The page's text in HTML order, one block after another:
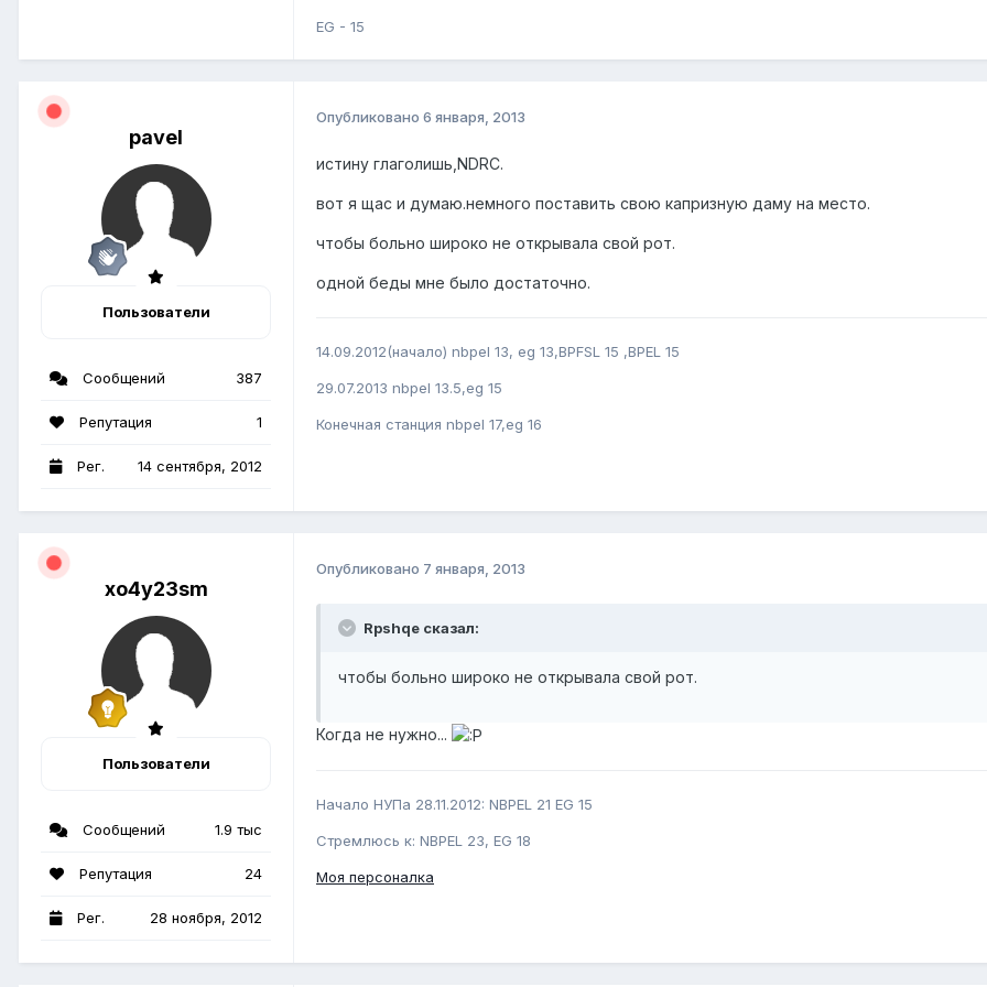
EG - 15
pavel
Пользователи
Сообщений 387
Репутация 1
Рег. 14 сентября, 2012
Опубликовано 6 января, 2013
истину глаголишь,NDRC.
вот я щас и думаю.немного поставить свою капризную даму на место.
чтобы больно широко не открывала свой рот.
одной беды мне было достаточно.
14.09.2012(начало) nbpel 13, eg 13,BPFSL 15 ,BPEL 15
29.07.2013 nbpel 13.5,eg 15
Конечная станция nbpel 17,eg 16
xo4y23sm
Пользователи
Сообщений 1.9 тыс
Репутация 24
Рег. 28 ноября, 2012
Опубликовано 7 января, 2013
Rpshqe сказал:
чтобы больно широко не открывала свой рот.
Когда не нужно...
Начало НУПа 28.11.2012: NBPEL 21 EG 15
Стремлюсь к: NBPEL 23, EG 18
Моя персоналка